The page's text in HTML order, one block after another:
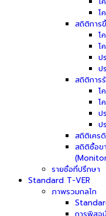
โ
สถิติการ
โ
โ
ป
ป
สถิติการ
โ
โ
ป
ป
สถิติเคร
สถิติซื้อข
รายชื่อที่ปรึกษา
Standard T-VER
ภาพรวมกลไก